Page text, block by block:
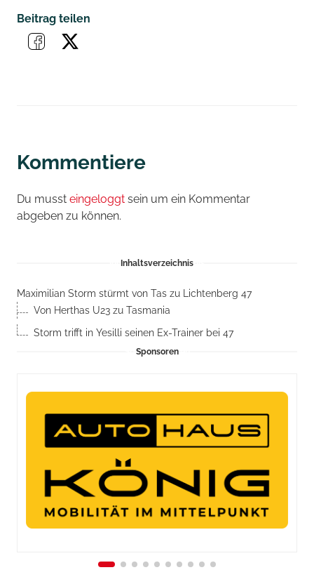
Beitrag teilen
Kommentiere
Du musst eingeloggt sein um ein Kommentar
abgeben zu können.
Inhaltsverzeichnis
Maximilian Storm stürmt von Tas zu Lichtenberg 47
Von Herthas U23 zu Tasmania
Storm trifft in Yesilli seinen Ex-Trainer bei 47
Sponsoren